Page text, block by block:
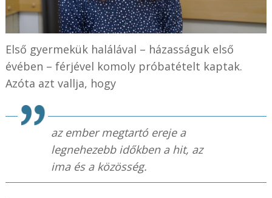
Első gyermekük halálával – házasságuk első
évében – férjével komoly próbatételt kaptak.
Azóta azt vallja, hogy
az ember megtartó ereje a
legnehezebb időkben a hit, az
ima és a közösség.